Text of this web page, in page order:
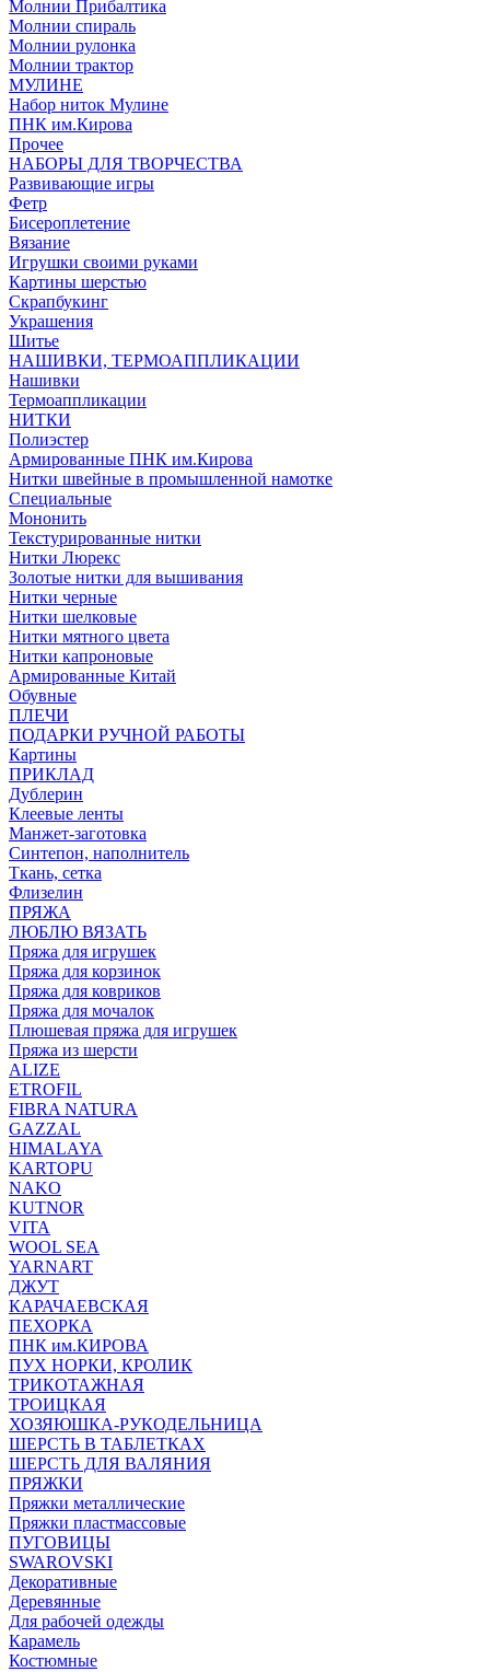
Молнии Прибалтика
Молнии спираль
Молнии рулонка
Молнии трактор
МУЛИНЕ
Набор ниток Мулине
ПНК им.Кирова
Прочее
НАБОРЫ ДЛЯ ТВОРЧЕСТВА
Развивающие игры
Фетр
Бисероплетение
Вязание
Игрушки своими руками
Картины шерстью
Скрапбукинг
Украшения
Шитье
НАШИВКИ, ТЕРМОАППЛИКАЦИИ
Нашивки
Термоаппликации
НИТКИ
Полиэстер
Армированные ПНК им.Кирова
Нитки швейные в промышленной намотке
Специальные
Мононить
Текстурированные нитки
Нитки Люрекс
Золотые нитки для вышивания
Нитки черные
Нитки шелковые
Нитки мятного цвета
Нитки капроновые
Армированные Китай
Обувные
ПЛЕЧИ
ПОДАРКИ РУЧНОЙ РАБОТЫ
Картины
ПРИКЛАД
Дублерин
Клеевые ленты
Манжет-заготовка
Синтепон, наполнитель
Ткань, сетка
Флизелин
ПРЯЖА
ЛЮБЛЮ ВЯЗАТЬ
Пряжа для игрушек
Пряжа для корзинок
Пряжа для ковриков
Пряжа для мочалок
Плюшевая пряжа для игрушек
Пряжа из шерсти
ALIZE
ETROFIL
FIBRA NATURA
GAZZAL
HIMALAYA
KARTOPU
NAKO
KUTNOR
VITA
WOOL SEA
YARNART
ДЖУТ
КАРАЧАЕВСКАЯ
ПЕХОРКА
ПНК им.КИРОВА
ПУХ НОРКИ, КРОЛИК
ТРИКОТАЖНАЯ
ТРОИЦКАЯ
ХОЗЯЮШКА-РУКОДЕЛЬНИЦА
ШЕРСТЬ В ТАБЛЕТКАХ
ШЕРСТЬ ДЛЯ ВАЛЯНИЯ
ПРЯЖКИ
Пряжки металлические
Пряжки пластмассовые
ПУГОВИЦЫ
SWAROVSKI
Декоративные
Деревянные
Для рабочей одежды
Карамель
Костюмные